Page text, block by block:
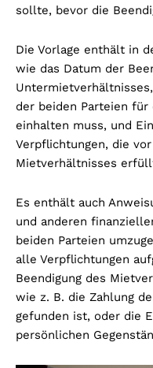
sollte, bevor die
Die Vorlage enthält in
wie das Datum der
der beiden Parteien für
einhalten muss, und
Verpflichtungen, die
Mietverhältnisses
Es enthält auch
und anderen
beiden Parteien
alle Verpflichtungen
Beendigung des
wie z. B. die Zahlung
gefunden ist, oder die
persönlichen